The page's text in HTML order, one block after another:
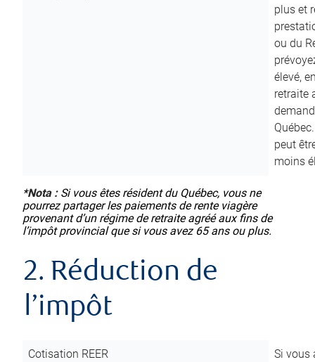
plus et
ou du
élevé,
retraite
peut
moins
*Nota :Si vous êtes résident du Québec, vous ne
pourrez partager les paiements de rente viagère
provenant d’un régime de retraite agréé aux fins de
l’impôt provincial que si vous avez 65 ans ou plus.
2. Réduction de
l’impôt
Cotisation REER
Si vous